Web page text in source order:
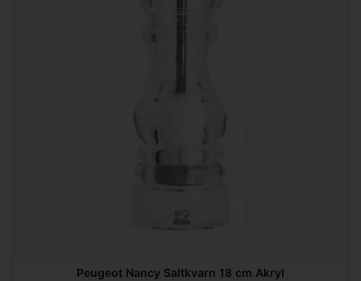
Peugeot Nancy Saltkvarn 18 cm Akryl